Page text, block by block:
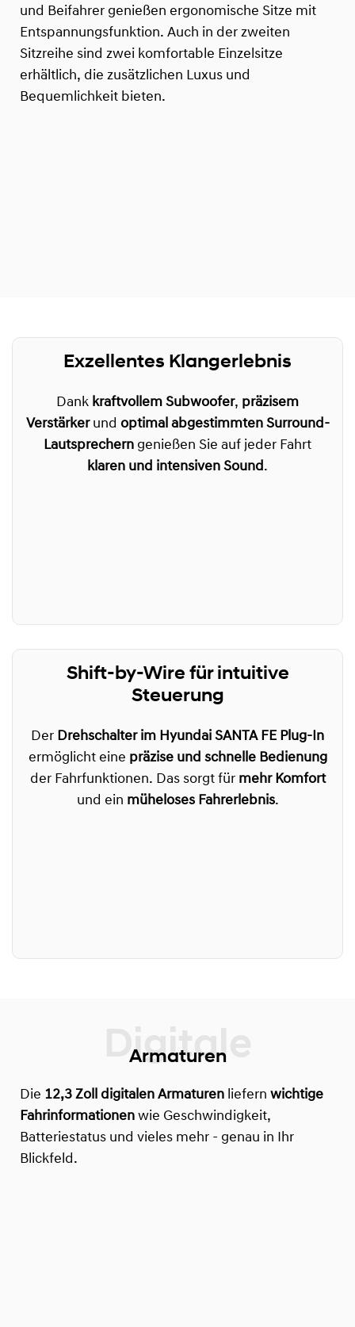
und Beifahrer genießen ergonomische Sitze mit
Entspannungsfunktion. Auch in der zweiten
Sitzreihe sind zwei komfortable Einzelsitze
erhältlich, die zusätzlichen Luxus und
Bequemlichkeit bieten.
Exzellentes Klangerlebnis
Dank kraftvollem Subwoofer, präzisem
Verstärkerund optimal abgestimmten Surround-
Lautsprechern genießen Sie auf jeder Fahrt
klaren und intensiven Sound.
Shift-by-Wire für intuitive
Steuerung
Der Drehschalter im Hyundai SANTA FE Plug-In
ermöglicht eine präzise und schnelle Bedienung
der Fahrfunktionen. Das sorgt für mehr Komfort
und ein müheloses Fahrerlebnis.
Armaturen
Die 12,3 Zoll digitalen Armaturen liefern wichtige
Fahrinformationen wie Geschwindigkeit,
Batteriestatus und vieles mehr - genau in Ihr
Blickfeld.